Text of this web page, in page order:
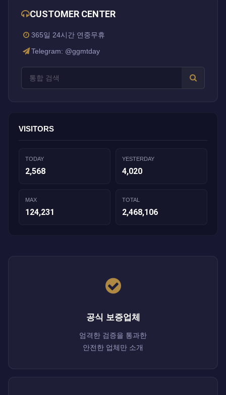
CUSTOMER CENTER
365일 24시간 연중무휴
Telegram: @ggmtday
VISITORS
TODAY
2,568
YESTERDAY
4,020
MAX
124,231
TOTAL
2,468,106
공식 보증업체
엄격한 검증을 통과한
안전한 업체만 소개